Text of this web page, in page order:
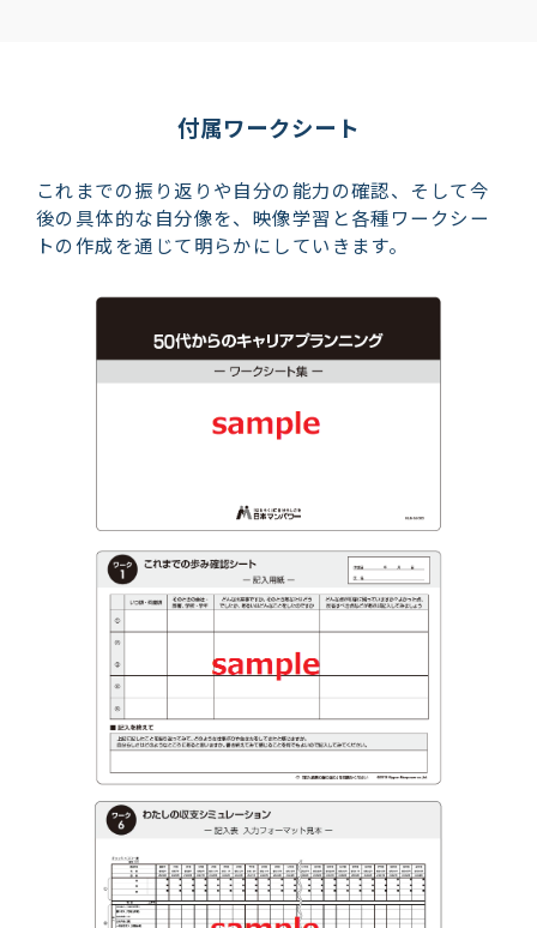
付属ワークシート
これまでの振り返りや自分の能力の確認、そして今
後の具体的な自分像を、映像学習と各種ワークシー
トの作成を通じて明らかにしていきます。